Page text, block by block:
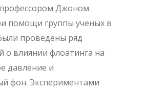
Джоном
помощи группы ученых в
проведены ряд
о влиянии флоатинга на
давление и
фон. Экспериментами